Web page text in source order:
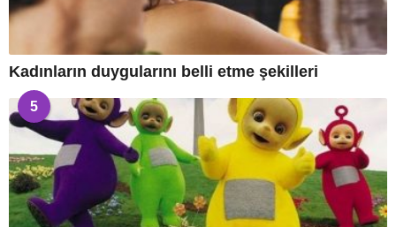
Kadınların duygularını belli etme şekilleri
5